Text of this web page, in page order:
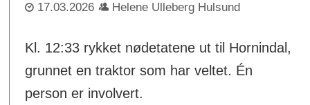
17.03.2026 Helene Ulleberg Hulsund
Kl. 12:33 rykket nødetatene ut til Hornindal,
grunnet en traktor som har veltet. Én
person er involvert.